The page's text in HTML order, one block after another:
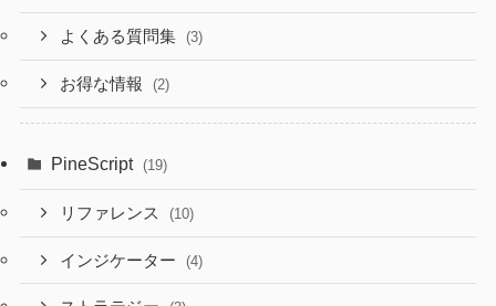
よくある質問集 (3)
お得な情報 (2)
PineScript (19)
リファレンス (10)
インジケーター (4)